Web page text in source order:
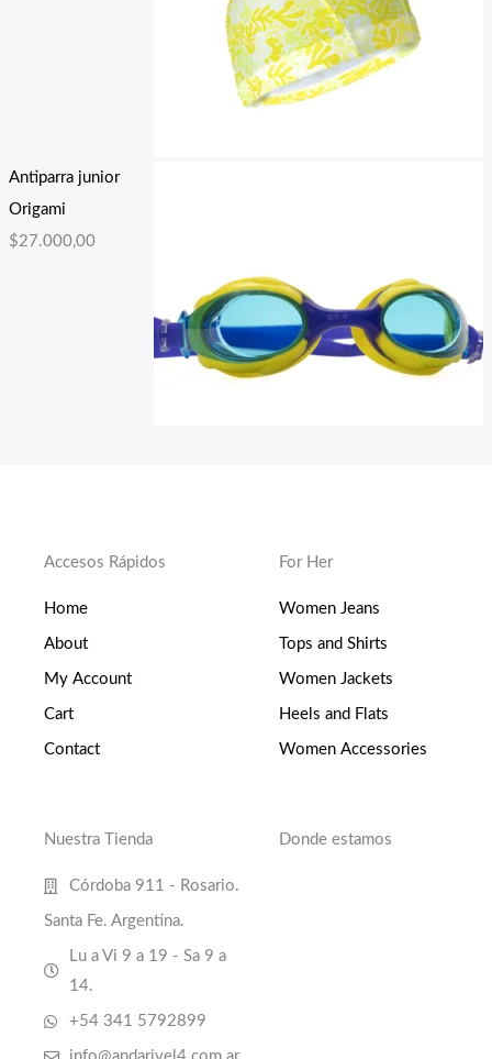
Antiparra junior
Origami
$27.000,00
Accesos Rápidos
Home
About
My Account
Cart
Contact
For Her
Women Jeans
Tops and Shirts
Women Jackets
Heels and Flats
Women Accessories
Nuestra Tienda
Córdoba 911 - Rosario.
Santa Fe. Argentina.
Lu a Vi 9 a 19 - Sa 9 a
14.
+54 341 5792899
Donde estamos